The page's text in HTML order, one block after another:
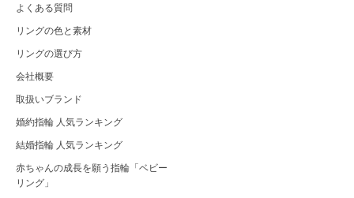
よくある質問
リングの色と素材
リングの選び方
会社概要
取扱いブランド
婚約指輪 人気ランキング
結婚指輪 人気ランキング
赤ちゃんの成長を願う指輪「ベビー
リング」